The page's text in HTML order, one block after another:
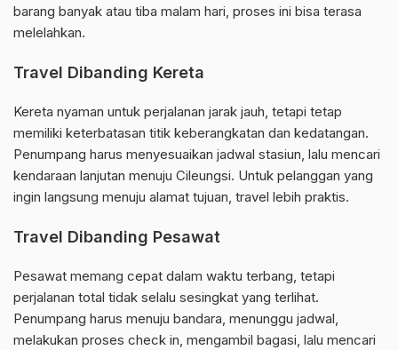
barang banyak atau tiba malam hari, proses ini bisa terasa
melelahkan.
Travel Dibanding Kereta
Kereta nyaman untuk perjalanan jarak jauh, tetapi tetap
memiliki keterbatasan titik keberangkatan dan kedatangan.
Penumpang harus menyesuaikan jadwal stasiun, lalu mencari
kendaraan lanjutan menuju Cileungsi. Untuk pelanggan yang
ingin langsung menuju alamat tujuan, travel lebih praktis.
Travel Dibanding Pesawat
Pesawat memang cepat dalam waktu terbang, tetapi
perjalanan total tidak selalu sesingkat yang terlihat.
Penumpang harus menuju bandara, menunggu jadwal,
melakukan proses check in, mengambil bagasi, lalu mencari